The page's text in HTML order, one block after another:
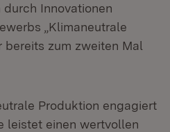
Innovationen
„Klimaneutrale
bereits zum zweiten Mal
Produktion engagiert
leistet einen wertvollen